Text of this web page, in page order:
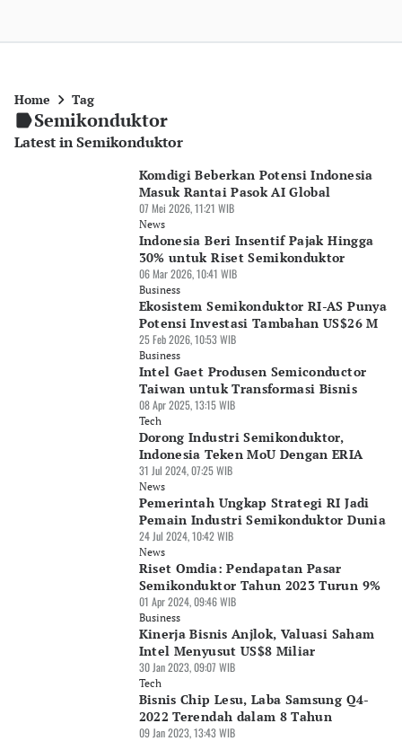
Home Tag
Semikonduktor
Latest in Semikonduktor
Komdigi Beberkan Potensi Indonesia
Masuk Rantai Pasok AI Global
07 Mei 2026, 11:21 WIB
News
Indonesia Beri Insentif Pajak Hingga
30% untuk Riset Semikonduktor
06 Mar 2026, 10:41 WIB
Business
Ekosistem Semikonduktor RI-AS Punya
Potensi Investasi Tambahan US$26 M
25 Feb 2026, 10:53 WIB
Business
Intel Gaet Produsen Semiconductor
Taiwan untuk Transformasi Bisnis
08 Apr 2025, 13:15 WIB
Tech
Dorong Industri Semikonduktor,
Indonesia Teken MoU Dengan ERIA
31 Jul 2024, 07:25 WIB
News
Pemerintah Ungkap Strategi RI Jadi
Pemain Industri Semikonduktor Dunia
24 Jul 2024, 10:42 WIB
News
Riset Omdia: Pendapatan Pasar
Semikonduktor Tahun 2023 Turun 9%
01 Apr 2024, 09:46 WIB
Business
Kinerja Bisnis Anjlok, Valuasi Saham
Intel Menyusut US$8 Miliar
30 Jan 2023, 09:07 WIB
Tech
Bisnis Chip Lesu, Laba Samsung Q4-
2022 Terendah dalam 8 Tahun
09 Jan 2023, 13:43 WIB